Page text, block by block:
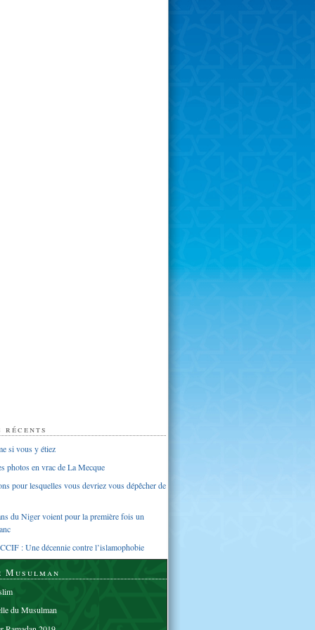
si vous y étiez
photos en vrac de La Mecque
pour lesquelles vous devriez vous dépêcher de
du Niger voient pour la première fois un
: Une décennie contre l’islamophobie
Musulman
du Musulman